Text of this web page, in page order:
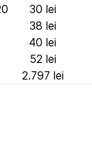
30 lei
38 lei
40 lei
52 lei
2.797 lei